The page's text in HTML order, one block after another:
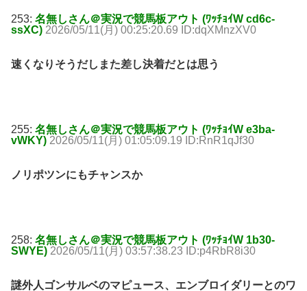
253: 名無しさん＠実況で競馬板アウト (ﾜｯﾁｮｲW cd6c-
ssXC) 2026/05/11(月) 00:25:20.69 ID:dqXMnzXV0
速くなりそうだしまた差し決着だとは思う
255: 名無しさん＠実況で競馬板アウト (ﾜｯﾁｮｲW e3ba-
vWKY) 2026/05/11(月) 01:05:09.19 ID:RnR1qJf30
ノリポツンにもチャンスか
258: 名無しさん＠実況で競馬板アウト (ﾜｯﾁｮｲW 1b30-
SWYE) 2026/05/11(月) 03:57:38.23 ID:p4RbR8i30
謎外人ゴンサルベのマピュース、エンブロイダリーとのワ